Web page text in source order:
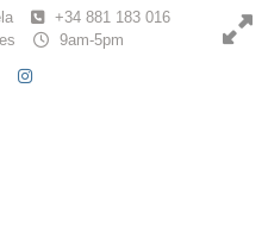
+34 881 183 016
9am-5pm
INSTAGRAM